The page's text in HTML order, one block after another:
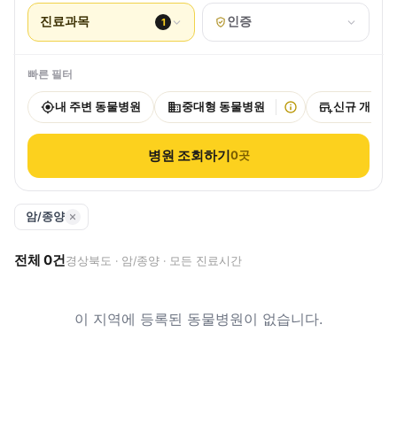
진료과목 1 인증
빠른 필터
내 주변 동물병원 중대형 동물병원 신규 개원
병원 조회하기0곳
암/종양
전체 0건경상북도 · 암/종양 · 모든 진료시간
이 지역에 등록된 동물병원이 없습니다.